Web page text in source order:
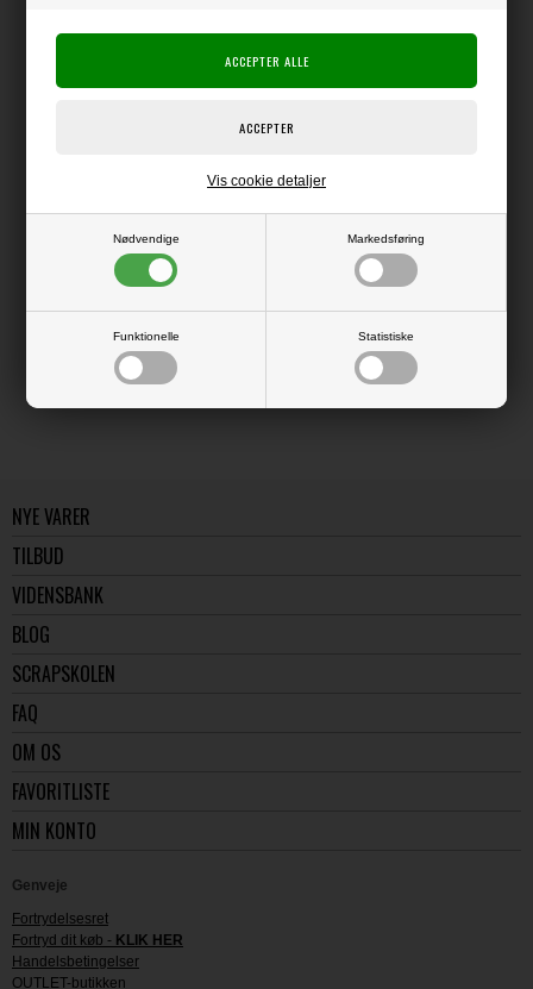
Nødvendige Markedsføring
Funktionelle Statistiske
Vis cookie detaljer
LÆS OG BLIV INSPIRERET
Læs flere artikler...
NYE VARER
TILBUD
VIDENSBANK
BLOG
SCRAPSKOLEN
FAQ
OM OS
FAVORITLISTE
MIN KONTO
Genveje
Fortrydelsesret
Fortryd dit køb - KLIK HER
Handelsbetingelser
OUTLET-butikken